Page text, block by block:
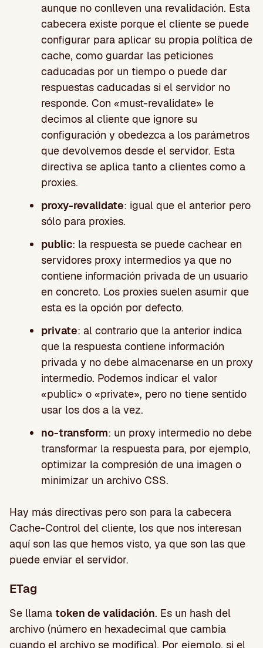
aunque no conlleven una revalidación. Esta
cabecera existe porque el cliente se puede
configurar para aplicar su propia política de
cache, como guardar las peticiones
caducadas por un tiempo o puede dar
respuestas caducadas si el servidor no
responde. Con «must-revalidate» le
decimos al cliente que ignore su
configuración y obedezca a los parámetros
que devolvemos desde el servidor. Esta
directiva se aplica tanto a clientes como a
proxies.
proxy-revalidate: igual que el anterior pero
sólo para proxies.
public: la respuesta se puede cachear en
servidores proxy intermedios ya que no
contiene información privada de un usuario
en concreto. Los proxies suelen asumir que
esta es la opción por defecto.
private: al contrario que la anterior indica
que la respuesta contiene información
privada y no debe almacenarse en un proxy
intermedio. Podemos indicar el valor
«public» o «private», pero no tiene sentido
usar los dos a la vez.
no-transform: un proxy intermedio no debe
transformar la respuesta para, por ejemplo,
optimizar la compresión de una imagen o
minimizar un archivo CSS.
Hay más directivas pero son para la cabecera
Cache-Control del cliente, los que nos interesan
aquí son las que hemos visto, ya que son las que
puede enviar el servidor.
ETag
Se llama token de validación. Es un hash del
archivo (número en hexadecimal que cambia
cuando el archivo se modifica). Por ejemplo, si el